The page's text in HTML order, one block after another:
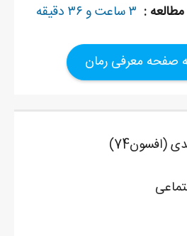
: ۳ ساعت و ۳۶ دقیقه
صفحه معرفی رمان
(افسون74)